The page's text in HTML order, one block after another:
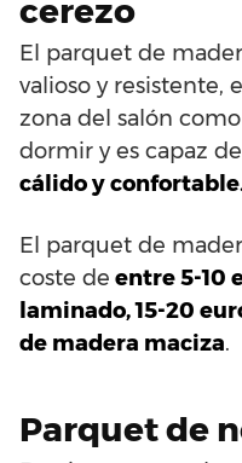
cerezo
El parquet de
valioso y resistente,
zona del salón
dormir y es capaz
cálido y
El parquet de
coste de entre 5-10
laminado, 15-20
de madera maciza.
Parquet de